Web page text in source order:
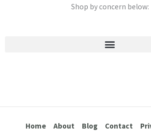
Shop by concern below:
Home About Blog Contact